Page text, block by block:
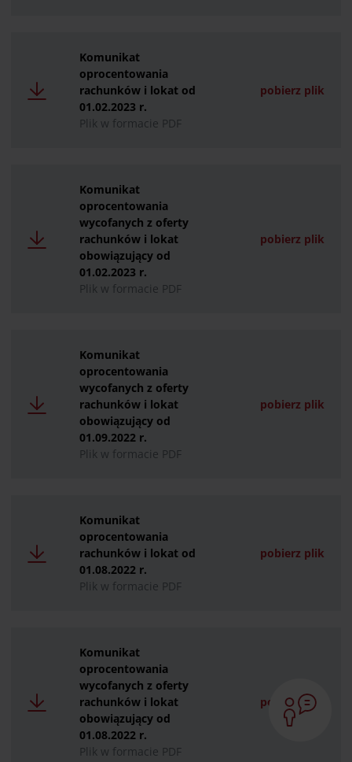
Komunikat
oprocentowania
rachunków i lokat od
01.02.2023 r.
Plik w formacie PDF
pobierz plik
Komunikat
oprocentowania
wycofanych z oferty
rachunków i lokat
obowiązujący od
01.02.2023 r.
Plik w formacie PDF
pobierz plik
Komunikat
oprocentowania
wycofanych z oferty
rachunków i lokat
obowiązujący od
01.09.2022 r.
Plik w formacie PDF
pobierz plik
Komunikat
oprocentowania
rachunków i lokat od
01.08.2022 r.
Plik w formacie PDF
pobierz plik
Komunikat
oprocentowania
wycofanych z oferty
rachunków i lokat
obowiązujący od
01.08.2022 r.
Plik w formacie PDF
pobierz plik